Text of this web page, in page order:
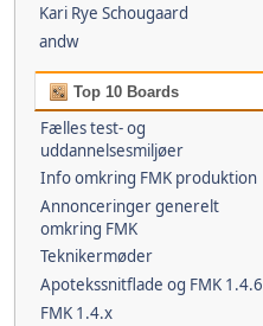
Kari Rye Schougaard
andw
Top 10 Boards
Fælles test- og
uddannelsesmiljøer
Info omkring FMK produktion
Annonceringer generelt
omkring FMK
Teknikermøder
Apotekssnitflade og FMK 1.4.6
FMK 1.4.x